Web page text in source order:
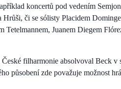
koncertů pod vedením
Hrůši, či se sólisty Placidem
Tetelmannem, Juanem Diegem
filharmonie absolvoval Beck v
působení zde považuje možnost